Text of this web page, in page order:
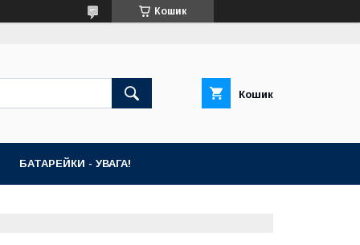
Кошик
Кошик
БАТАРЕЙКИ - УВАГА!